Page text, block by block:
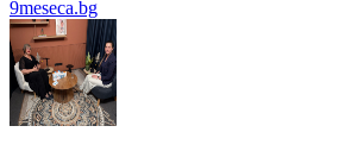
9meseca.bg